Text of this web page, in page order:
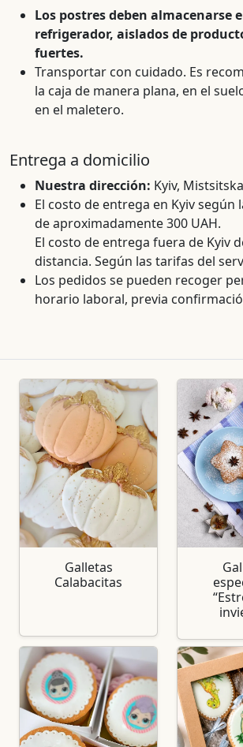
Los postres deben almacenarse
refrigerador, aislados de
fuertes.
Transportar con cuidado. Es
la caja de manera plana, en el
en el maletero.
Entrega a domicilio
Nuestra dirección: Kyiv,
El costo de entrega en Kyiv según
de aproximadamente 300 UAH.
El costo de entrega fuera de Kyiv
distancia. Según las tarifas del
Los pedidos se pueden recoger
horario laboral, previa
Galletas
Calabacitas